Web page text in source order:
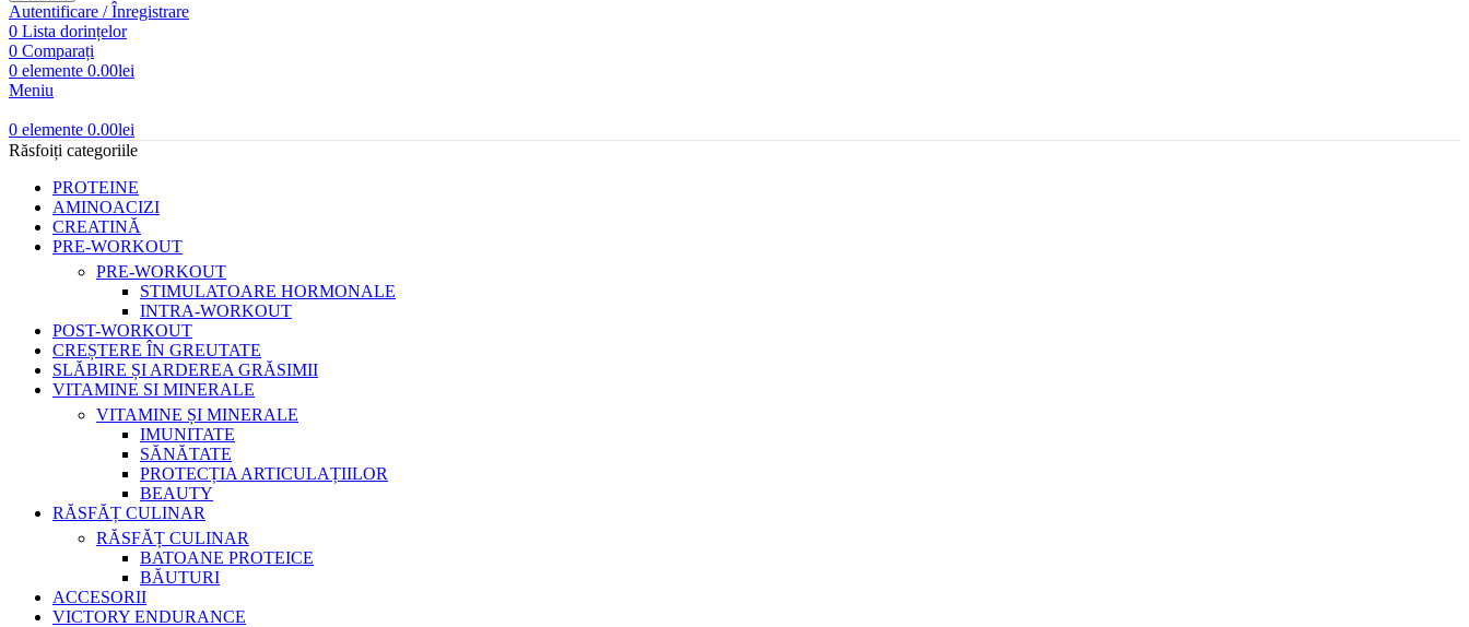
Autentificare / Înregistrare
0 Lista dorințelor
0 Comparați
0 elemente 0.00lei
Meniu
0 elemente 0.00lei
Răsfoiți categoriile
PROTEINE
AMINOACIZI
CREATINĂ
PRE-WORKOUT
PRE-WORKOUT
STIMULATOARE HORMONALE
INTRA-WORKOUT
POST-WORKOUT
CREȘTERE ÎN GREUTATE
SLĂBIRE ȘI ARDEREA GRĂSIMII
VITAMINE SI MINERALE
VITAMINE ȘI MINERALE
IMUNITATE
SĂNĂTATE
PROTECȚIA ARTICULAȚIILOR
BEAUTY
RĂSFĂȚ CULINAR
RĂSFĂȚ CULINAR
BATOANE PROTEICE
BĂUTURI
ACCESORII
VICTORY ENDURANCE